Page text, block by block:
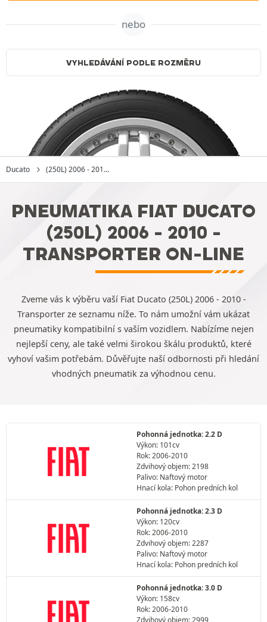
nebo
VYHLEDÁVÁNÍ PODLE ROZMĚRU
Ducato (250L) 2006 - 201...
PNEUMATIKA FIAT DUCATO
(250L) 2006 - 2010 -
TRANSPORTER ON-LINE
Zveme vás k výběru vaší Fiat Ducato (250L) 2006 - 2010 -
Transporter ze seznamu níže. To nám umožní vám ukázat
pneumatiky kompatibilní s vaším vozidlem. Nabízíme nejen
nejlepší ceny, ale také velmi širokou škálu produktů, které
vyhoví vašim potřebám. Důvěřujte naší odbornosti při hledání
vhodných pneumatik za výhodnou cenu.
Pohonná jednotka: 2.2 D
Výkon: 101cv
Rok: 2006-2010
Zdvihový objem: 2198
Palivo: Naftový motor
Hnací kola: Pohon predních kol
Pohonná jednotka: 2.3 D
Výkon: 120cv
Rok: 2006-2010
Zdvihový objem: 2287
Palivo: Naftový motor
Hnací kola: Pohon predních kol
Pohonná jednotka: 3.0 D
Výkon: 158cv
Rok: 2006-2010
Zdvihový objem: 2999